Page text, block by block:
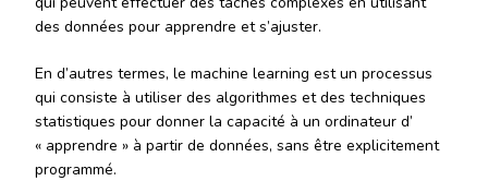
des données pour apprendre et s’ajuster.
En d’autres termes, le machine learning est un processus
qui consiste à utiliser des algorithmes et des techniques
statistiques pour donner la capacité à un ordinateur d’
« apprendre » à partir de données, sans être explicitement
programmé.